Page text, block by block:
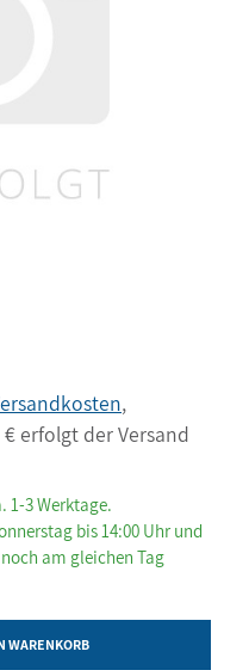
,
erfolgt der Versand
1-3 Werktage.
bis 14:00 Uhr und
am gleichen Tag
WARENKORB